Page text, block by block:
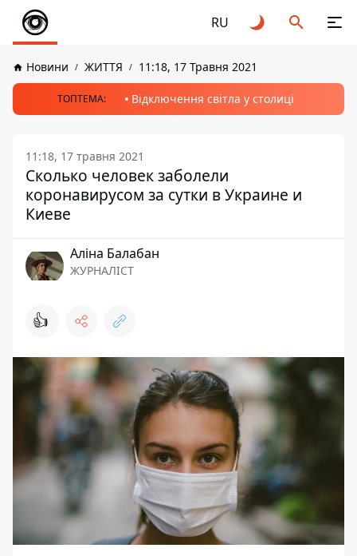
RU
Новини ЖИТТЯ 11:18, 17 Травня 2021
ТОПТЕМА: Відключення світла у столиці
11:18, 17 травня 2021
Сколько человек заболели
коронавирусом за сутки в Украине и
Киеве
Аліна Балабан
ЖУРНАЛІСТ
👍